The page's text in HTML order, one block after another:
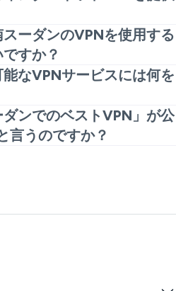
し、VPNを不正行為に使用し
さい。
することはありません。
備えており、日常のブラウジ
ブラウザ拡張機能から始める
プリをインストールせずに迅
とする場合に、シンプルな無
の選択肢です。
ーダンのVPNを使用する
すか？
ストールし、接続をクリック
イスのカバレッジを希望する
プリをインストールしてくだ
なVPNサービスには何を
ル（ログなし）、強力な暗号
を探してください。サービス
ふれている場合、不審な権限
ンでのベストVPN」が公
言うのですか？